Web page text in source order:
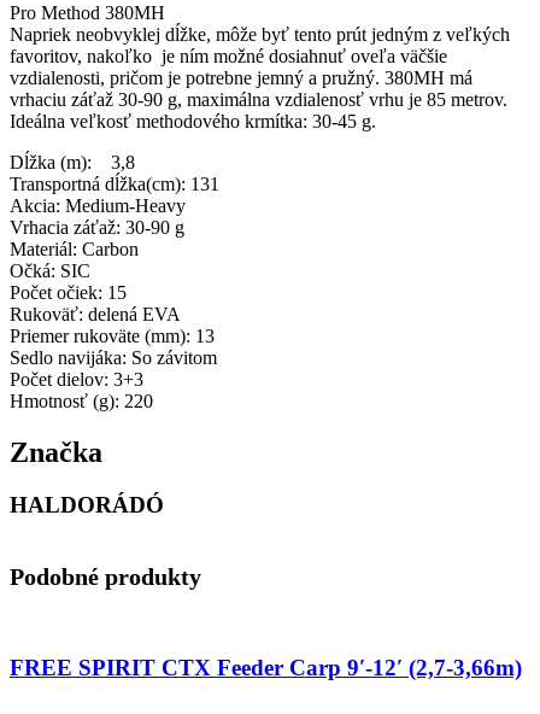
Pro Method 380MH
Napriek neobvyklej dĺžke, môže byť tento prút jedným z veľkých
favoritov, nakoľko je ním možné dosiahnuť oveľa väčšie
vzdialenosti, pričom je potrebne jemný a pružný. 380MH má
vrhaciu záťaž 30-90 g, maximálna vzdialenosť vrhu je 85 metrov.
Ideálna veľkosť methodového krmítka: 30-45 g.
Dĺžka (m): 3,8
Transportná dĺžka(cm): 131
Akcia: Medium-Heavy
Vrhacia záťaž: 30-90 g
Materiál: Carbon
Očká: SIC
Počet očiek: 15
Rukoväť: delená EVA
Priemer rukoväte (mm): 13
Sedlo navijáka: So závitom
Počet dielov: 3+3
Hmotnosť (g): 220
Značka
HALDORÁDÓ
Podobné produkty
FREE SPIRIT CTX Feeder Carp 9′-12′ (2,7-3,66m)